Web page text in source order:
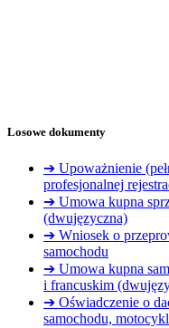
Losowe dokumenty
➔ Upoważnienie
profesjonalnej
➔ Umowa kupna
(dwujęzyczna)
➔ Wniosek o
samochodu
➔ Umowa kupna
i francuskim
➔ Oświadczenie o
samochodu,